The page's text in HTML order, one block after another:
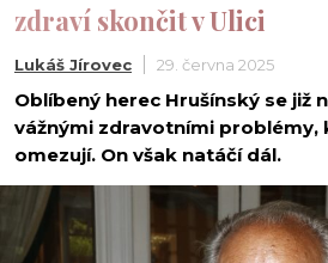
zdraví skončit v Ulici
Lukáš Jírovec 29. června 2025
Oblíbený herec Hrušínský se již
vážnými zdravotními problémy,
omezují. On však natáčí dál.